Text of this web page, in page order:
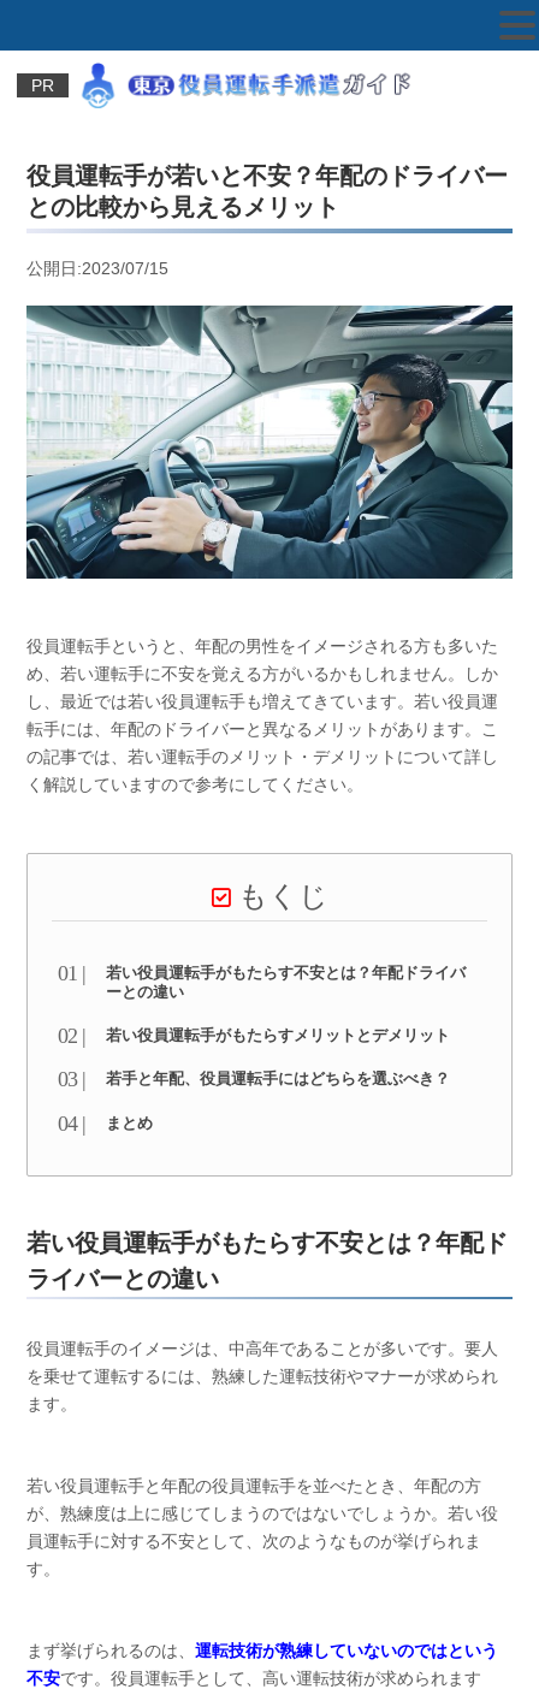
PR
役員運転手が若いと不安？年配のドライバー
との比較から見えるメリット
公開日:2023/07/15
役員運転手というと、年配の男性をイメージされる方も多いた
め、若い運転手に不安を覚える方がいるかもしれません。しか
し、最近では若い役員運転手も増えてきています。若い役員運
転手には、年配のドライバーと異なるメリットがあります。こ
の記事では、若い運転手のメリット・デメリットについて詳し
く解説していますので参考にしてください。
もくじ
若い役員運転手がもたらす不安とは？年配ドライバ
ーとの違い
若い役員運転手がもたらすメリットとデメリット
若手と年配、役員運転手にはどちらを選ぶべき？
まとめ
若い役員運転手がもたらす不安とは？年配ド
ライバーとの違い
役員運転手のイメージは、中高年であることが多いです。要人
を乗せて運転するには、熟練した運転技術やマナーが求められ
ます。
若い役員運転手と年配の役員運転手を並べたとき、年配の方
が、熟練度は上に感じてしまうのではないでしょうか。若い役
員運転手に対する不安として、次のようなものが挙げられま
す。
まず挙げられるのは、 運転技術が熟練していないのではという
不安です。役員運転手として、高い運転技術が求められます